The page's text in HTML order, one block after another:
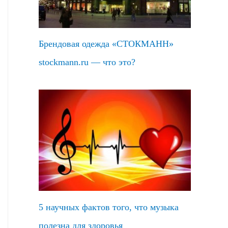
Брендовая одежда «СТОКМАНН»
stockmann.ru — что это?
5 научных фактов того, что музыка
полезна для здоровья